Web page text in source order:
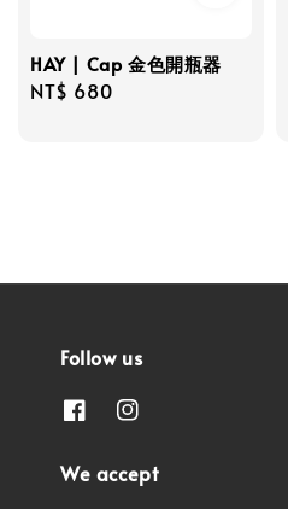
HAY | Cap 金色開瓶器
Regular
NT$ 680
Follow us
We accept